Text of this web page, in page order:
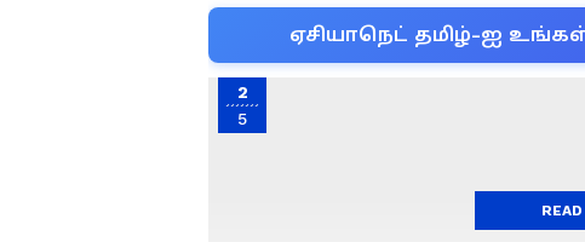
ஏசியாநெட் தமிழ்-ஐ
2
5